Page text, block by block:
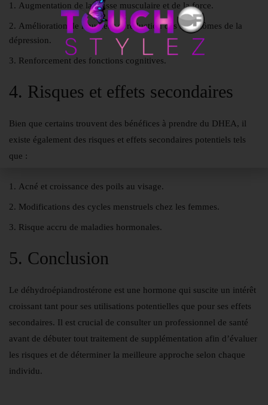
Augmentation de la masse musculaire et de la force.
Amélioration de l’humeur et réduction des symptômes de la
dépression.
Renforcement des fonctions cognitives.
4. Risques et effets secondaires
Bien que certains trouvent des bénéfices à prendre du DHEA, il
existe également des risques et effets secondaires potentiels tels
que :
Acné et croissance des poils au visage.
Modifications des cycles menstruels chez les femmes.
Risque accru de maladies hormonales.
5. Conclusion
Le déhydroépiandrostérone est une hormone qui suscite un intérêt
croissant tant pour ses utilisations potentielles que pour ses effets
secondaires. Il est crucial de consulter un professionnel de santé
avant de débuter tout traitement de supplémentation afin d’évaluer
les risques et de déterminer la meilleure approche selon chaque
individu.